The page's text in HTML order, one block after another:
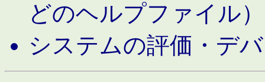
どのヘルプファイル）
システムの評価・デ